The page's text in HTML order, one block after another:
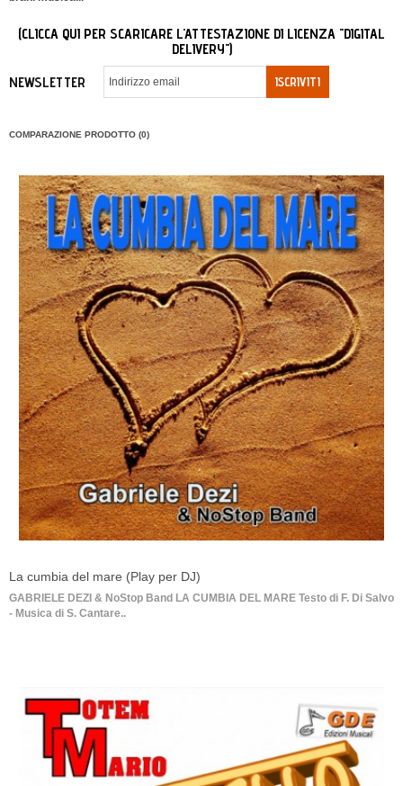
(CLICCA QUI PER SCARICARE L'ATTESTAZIONE DI LICENZA "DIGITAL
DELIVERY")
NEWSLETTER
ISCRIVITI
COMPARAZIONE PRODOTTO (0)
La cumbia del mare (Play per DJ)
GABRIELE DEZI & NoStop Band LA CUMBIA DEL MARE Testo di F. Di Salvo
- Musica di S. Cantare..